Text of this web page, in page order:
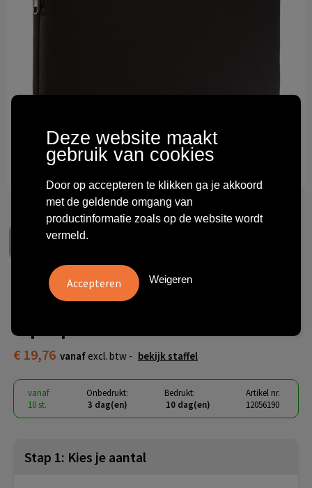
Case Logic Reflect 14"
laptophoes
€ 19,76 vanaf excl. btw - bekijk staffel
vanaf
10 st.
Onbedrukt:
3 dag(en)
Bedrukt:
10 dag(en)
Artikel nr.
12056190
Stap 1: Kies je aantal
Deze website maakt
gebruik van cookies
Door op accepteren te klikken ga je akkoord
met de geldende omgang van
productinformatie zoals op de website wordt
vermeld.
Weigeren